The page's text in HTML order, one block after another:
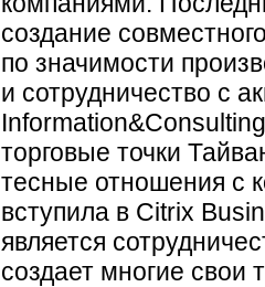
создание
по значимости
и сотрудничество с
торговые точки
тесные отношения с
вступила в Citrix
является
создает многие свои